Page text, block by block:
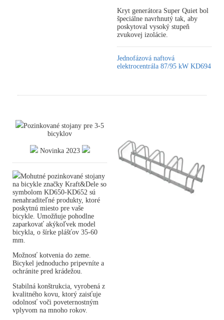
Kryt generátora Super Quiet bol
špeciálne navrhnutý tak, aby
poskytoval vysoký stupeň
zvukovej izolácie.
Jednofázová naftová
elektrocentrála 87/95 kW KD694
Pozinkované stojany pre 3-5
bicyklov
Novinka 2023
Mohutné pozinkované stojany
na bicykle značky Kraft&Dele so
symbolom KD650-KD652 sú
nenahraditeľné produkty, ktoré
poskytnú miesto pre vaše
bicykle. Umožňuje pohodlne
zaparkovať akýkoľvek model
bicykla, o šírke plášťov 35-60
mm.
Možnosť kotvenia do zeme.
Bicykel jednoducho pripevníte a
ochránite pred krádežou.
Stabilná konštrukcia, vyrobená z
kvalitného kovu, ktorý zaisťuje
odolnosť voči poveternostným
vplyvom na mnoho rokov.